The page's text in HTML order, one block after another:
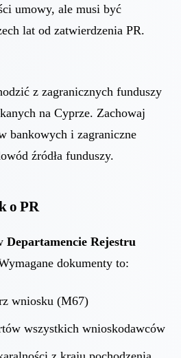
umowy, ale musi być
lat od zatwierdzenia PR.
z zagranicznych funduszy
na Cyprze. Zachowaj
bankowych i zagraniczne
źródła funduszy.
o PR
Departamencie Rejestru
dokumenty to:
wniosku (M67)
wszystkich wnioskodawców